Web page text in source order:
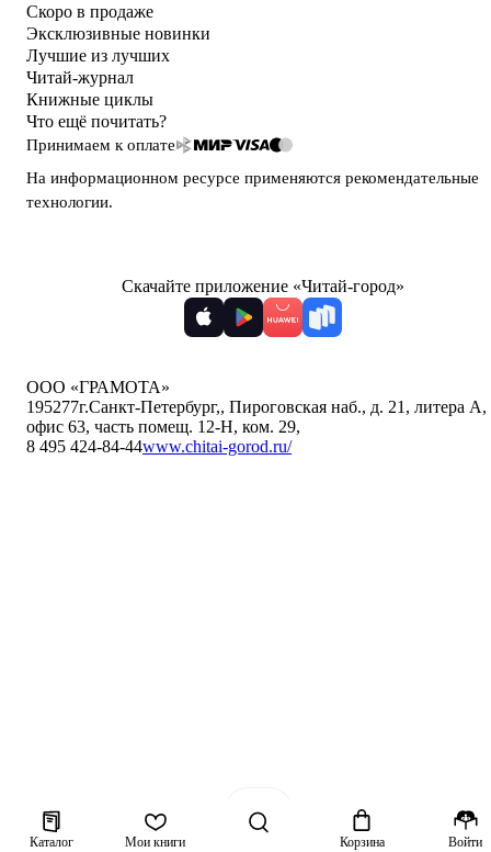
Каталог Мои книги Корзина Войти
Скоро в продаже
Эксклюзивные новинки
Лучшие из лучших
Читай-журнал
Книжные циклы
Что ещё почитать?
Принимаем к оплате
На информационном ресурсе применяются рекомендательные
технологии.
Скачайте приложение «Читай-город»
ООО «ГРАМОТА»
195277г.Санкт-Петербург,, Пироговская наб., д. 21, литера А,
офис 63, часть помещ. 12-Н, ком. 29,
8 495 424-84-44www.chitai-gorod.ru/